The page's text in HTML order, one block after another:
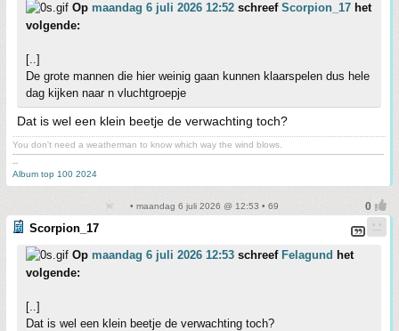
Op maandag 6 juli 2026 12:52 schreef Scorpion_17 het
volgende:
[..]
De grote mannen die hier weinig gaan kunnen klaarspelen dus hele
dag kijken naar n vluchtgroepje
Dat is wel een klein beetje de verwachting toch?
You don't need a weatherman to know which way the wind blows.
-------------------------------------------------------------------------------------------------------------------------------------------
--
Album top 100 2024
• maandag 6 juli 2026 @ 12:53 • 69
Scorpion_17
Op maandag 6 juli 2026 12:53 schreef Felagund het
volgende:
[..]
Dat is wel een klein beetje de verwachting toch?